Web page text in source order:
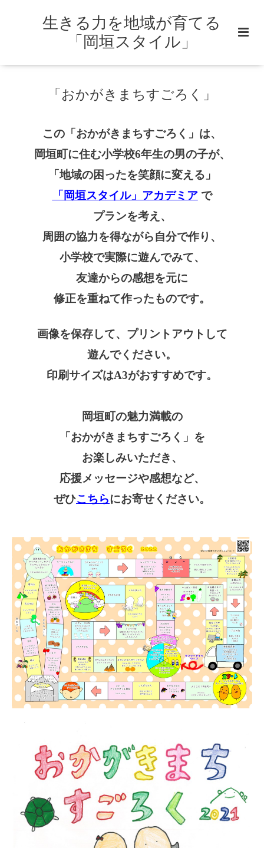
生きる力を地域が育てる
「岡垣スタイル」
「おかがきまちすごろく」
この「おかがきまちすごろく」は、
岡垣町に住む小学校6年生の男の子が、
「地域の困ったを笑顔に変える」
「岡垣スタイル」アカデミア で
プランを考え、
周囲の協力を得ながら自分で作り、
小学校で実際に遊んでみて、
友達からの感想を元に
修正を重ねて作ったものです。
画像を保存して、プリントアウトして
遊んでください。
印刷サイズはA3がおすすめです。
岡垣町の魅力満載の
「おかがきまちすごろく」を
お楽しみいただき、
応援メッセージや感想など、
ぜひこちらにお寄せください。